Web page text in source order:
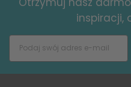
inspiracji,